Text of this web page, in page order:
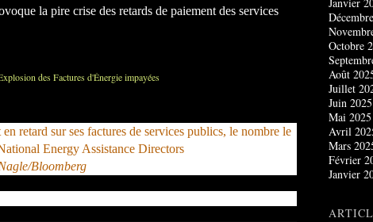
la pire crise des retards de paiement des services
retard sur ses factures de services publics, le nombre le
Energy Assistance Directors
Bloomberg
Octobre
Août
Juillet
Juin 2025
Mai 2025
Avril
Mars
Février
Janvier